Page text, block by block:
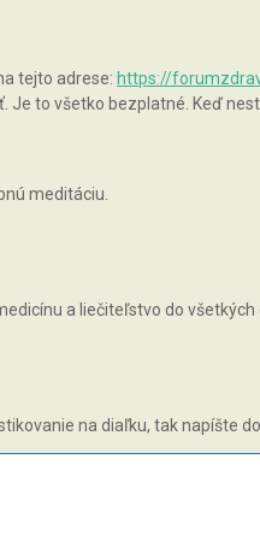
tejto adrese: https://
to všetko bezplatné. Keď
meditáciu.
a liečiteľstvo do
na diaľku, tak napíšte